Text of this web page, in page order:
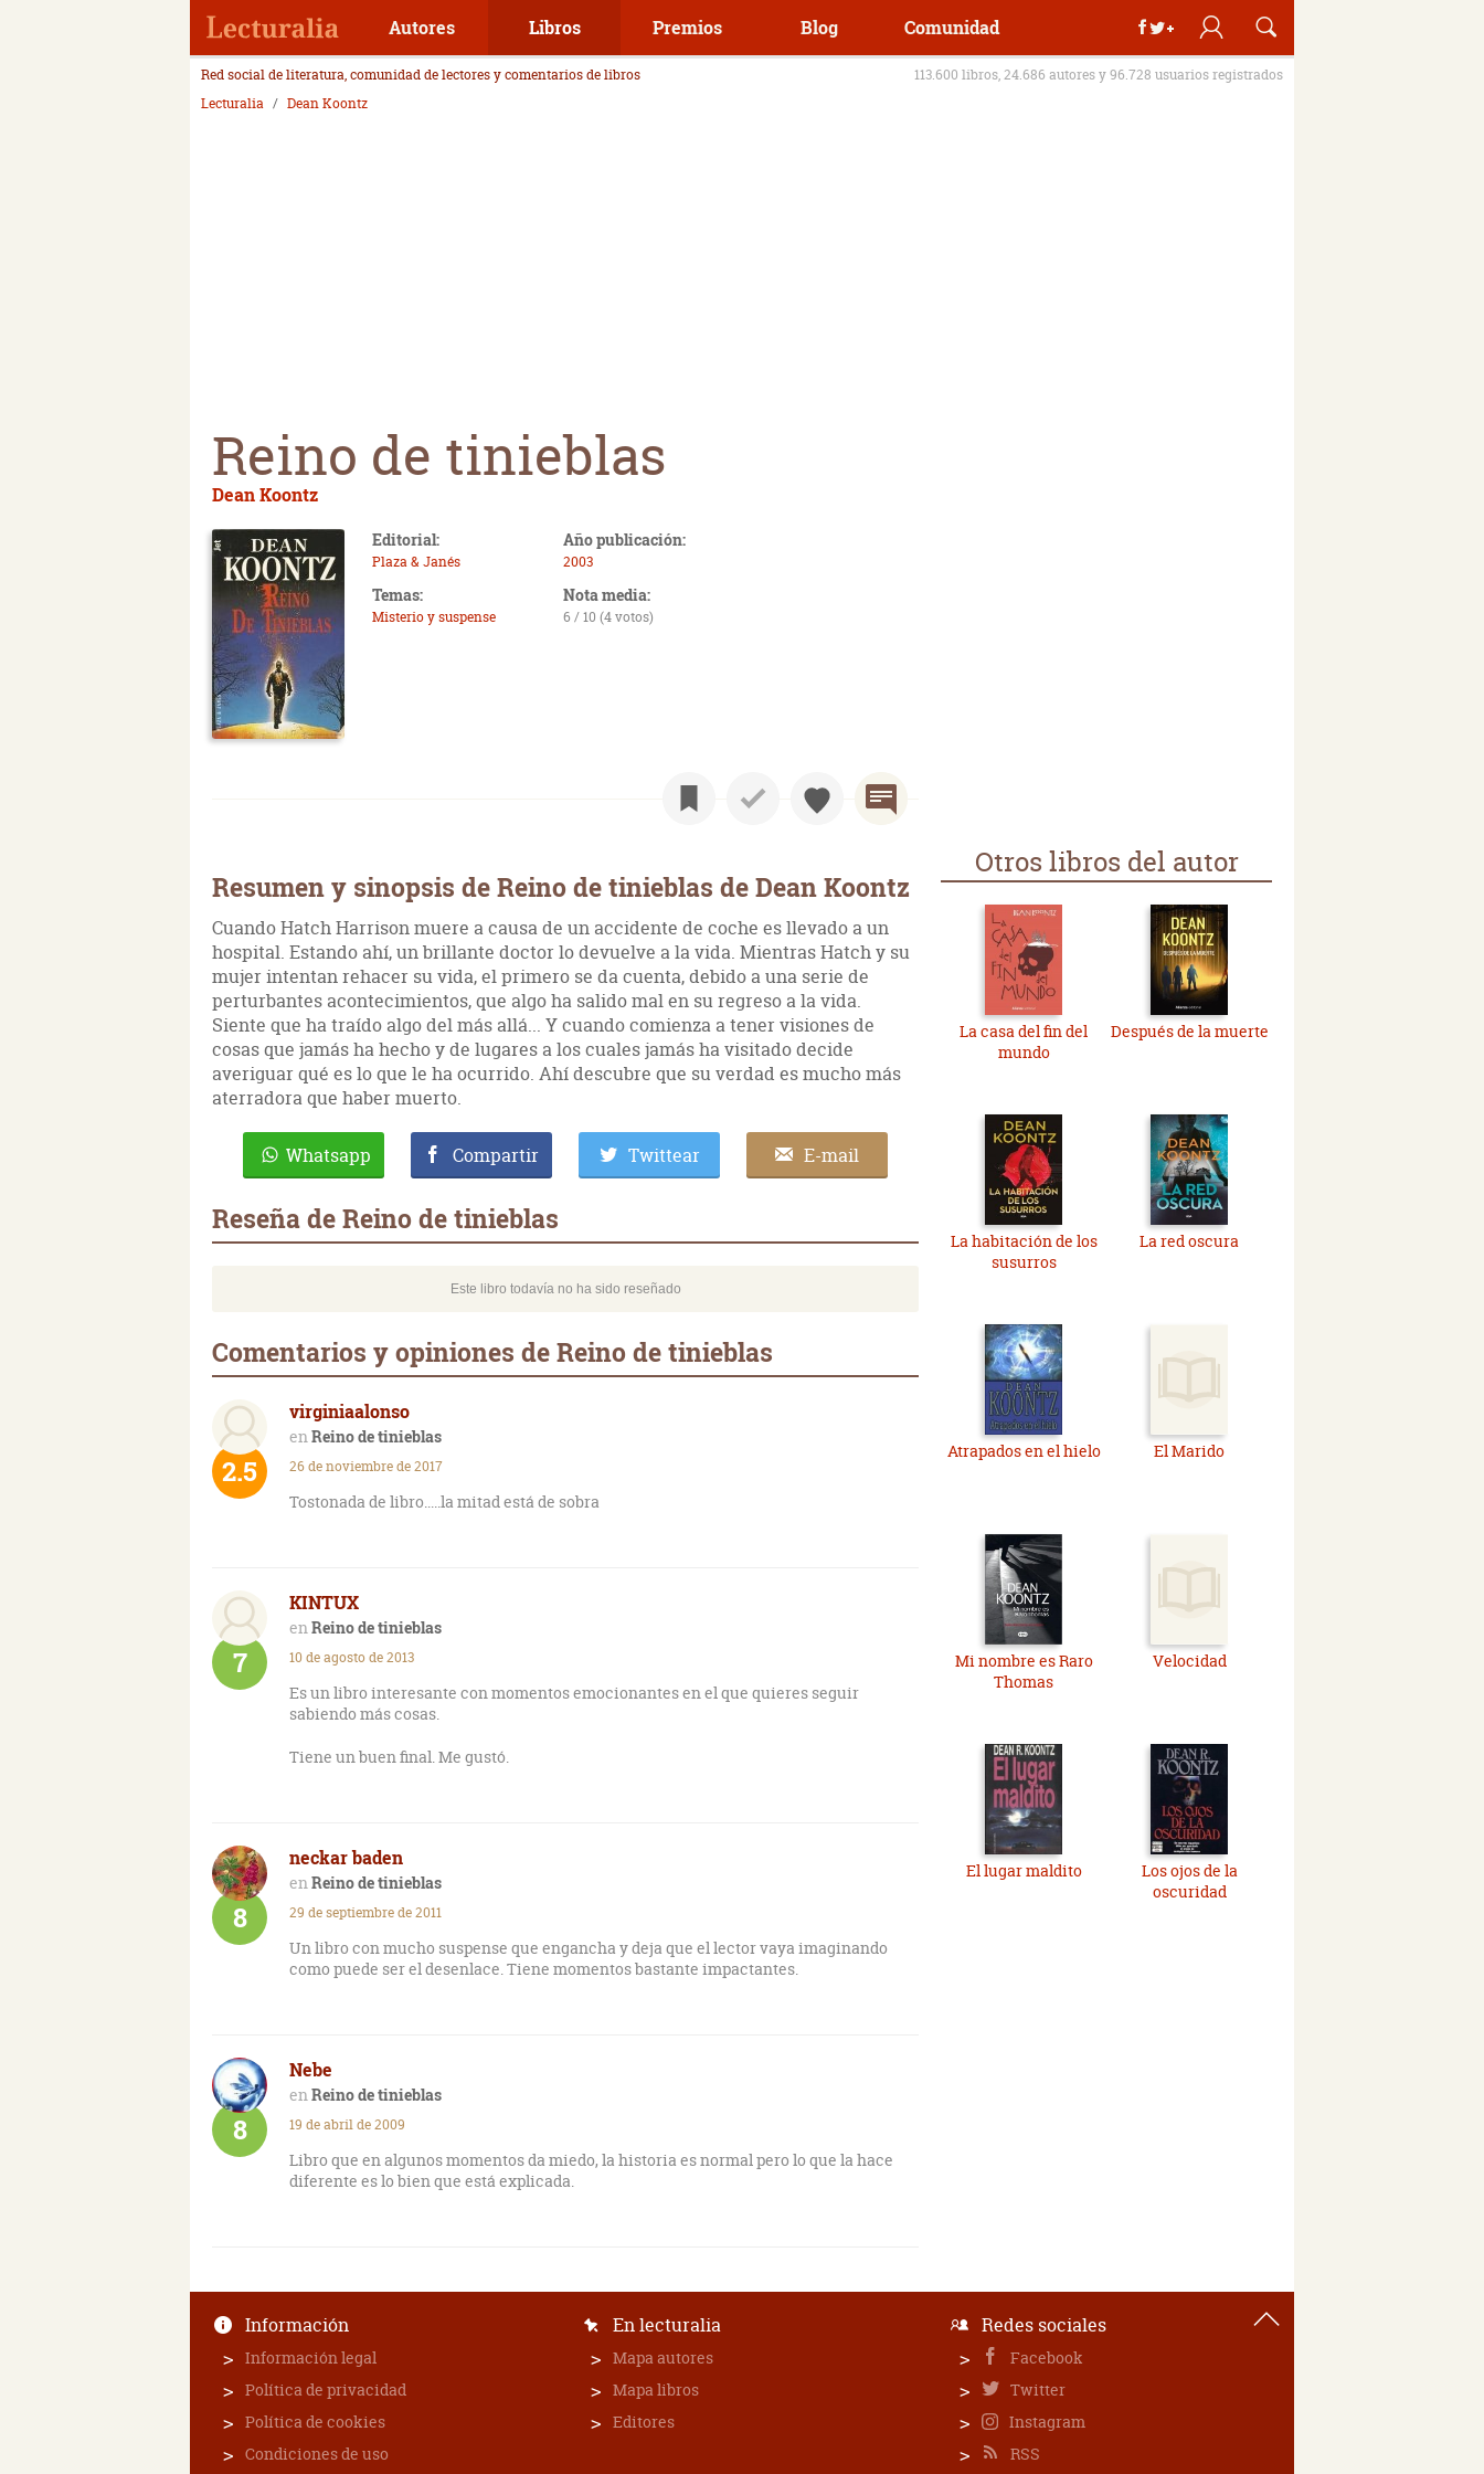
Autores Libros Premios Blog Comunidad
Red social de literatura, comunidad de lectores y comentarios de libros
113.600 libros, 24.686 autores y 96.728 usuarios registrados
Lecturalia
Dean Koontz
Reino de tinieblas
Dean Koontz
Editorial:
Plaza & Janés
Año publicación:
2003
Temas:
Misterio y suspense
Nota media:
6 / 10 (4 votos)
Resumen y sinopsis de Reino de tinieblas de Dean Koontz
Cuando Hatch Harrison muere a causa de un accidente de coche es llevado a un
hospital. Estando ahí, un brillante doctor lo devuelve a la vida. Mientras Hatch y su
mujer intentan rehacer su vida, el primero se da cuenta, debido a una serie de
perturbantes acontecimientos, que algo ha salido mal en su regreso a la vida.
Siente que ha traído algo del más allá... Y cuando comienza a tener visiones de
cosas que jamás ha hecho y de lugares a los cuales jamás ha visitado decide
averiguar qué es lo que le ha ocurrido. Ahí descubre que su verdad es mucho más
aterradora que haber muerto.
Whatsapp Compartir Twittear E-mail
Reseña de Reino de tinieblas
Este libro todavía no ha sido reseñado
Comentarios y opiniones de Reino de tinieblas
virginiaalonso
Reino de tinieblas
2.5 26 de noviembre de 2017
Tostonada de libro.....la mitad está de sobra
KINTUX
Reino de tinieblas
7 10 de agosto de 2013
Es un libro interesante con momentos emocionantes en el que quieres seguir
sabiendo más cosas.
Tiene un buen final. Me gustó.
neckar baden
Reino de tinieblas
8 29 de septiembre de 2011
Un libro con mucho suspense que engancha y deja que el lector vaya imaginando
como puede ser el desenlace. Tiene momentos bastante impactantes.
Nebe
Reino de tinieblas
8 19 de abril de 2009
Libro que en algunos momentos da miedo, la historia es normal pero lo que la hace
diferente es lo bien que está explicada.
Otros libros del autor
La casa del fin del
mundo
Después de la muerte
La habitación de los
susurros
La red oscura
Atrapados en el hielo El Marido
Mi nombre es Raro
Thomas
Velocidad
El lugar maldito
Los ojos de la
oscuridad
Información
Información legal
Política de privacidad
Política de cookies
Condiciones de uso
En lecturalia
Mapa autores
Mapa libros
Editores
Redes sociales
Facebook
Twitter
Instagram
RSS